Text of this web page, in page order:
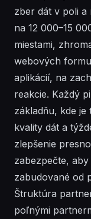
zber dát v poli a
na 12 000–15
miestami,
webových
aplikácií, na
reakcie. Každý
základňu, kde
kvality dát a
zlepšenie
zabezpečte,
zabudované od
Štruktúra
poľnými